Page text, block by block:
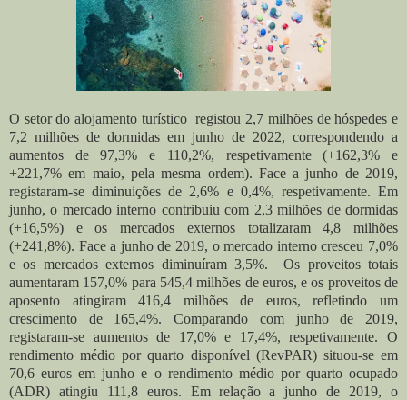
O setor do alojamento turístico registou 2,7 milhões de hóspedes e
7,2 milhões de dormidas em junho de 2022, correspondendo a
aumentos de 97,3% e 110,2%, respetivamente (+162,3% e
+221,7% em maio, pela mesma ordem). Face a junho de 2019,
registaram-se diminuições de 2,6% e 0,4%, respetivamente. Em
junho, o mercado interno contribuiu com 2,3 milhões de dormidas
(+16,5%) e os mercados externos totalizaram 4,8 milhões
(+241,8%). Face a junho de 2019, o mercado interno cresceu 7,0%
e os mercados externos diminuíram 3,5%. Os proveitos totais
aumentaram 157,0% para 545,4 milhões de euros, e os proveitos de
aposento atingiram 416,4 milhões de euros, refletindo um
crescimento de 165,4%. Comparando com junho de 2019,
registaram-se aumentos de 17,0% e 17,4%, respetivamente. O
rendimento médio por quarto disponível (RevPAR) situou-se em
70,6 euros em junho e o rendimento médio por quarto ocupado
(ADR) atingiu 111,8 euros. Em relação a junho de 2019, o